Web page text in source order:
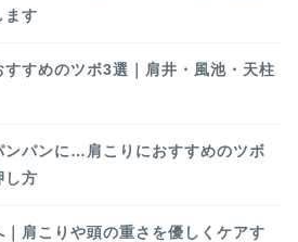
ます
すすめのツボ3選｜肩井・風池・天柱
ンパンに…肩こりにおすすめのツボ
し方
肩こりや頭の重さを優しくケアす